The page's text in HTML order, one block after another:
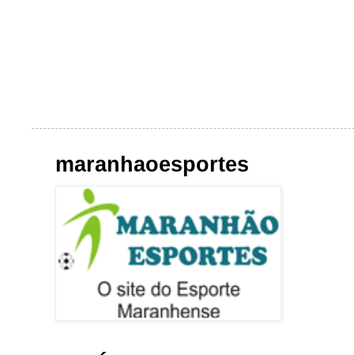
maranhaoesportes